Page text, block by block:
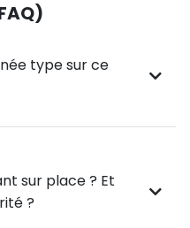
villages blancs et
des vues
type sur ce
sur place ? Et
?